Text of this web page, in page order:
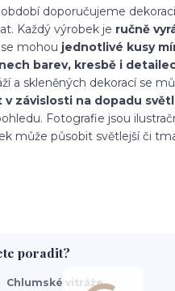
doporučujeme
Každý výrobek je ručně
mohou jednotlivé kusy
barev, kresbě i
a skleněných dekorací se
v závislosti na dopadu
Fotografie jsou
může působit světlejší či
poradit?
Chlumské vitráže